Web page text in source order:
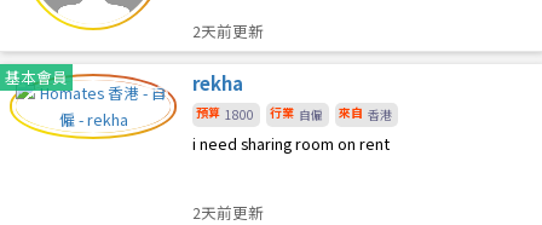
2天前更新
基本會員
rekha
預算 1800 行業 自僱 來自 香港
i need sharing room on rent
2天前更新